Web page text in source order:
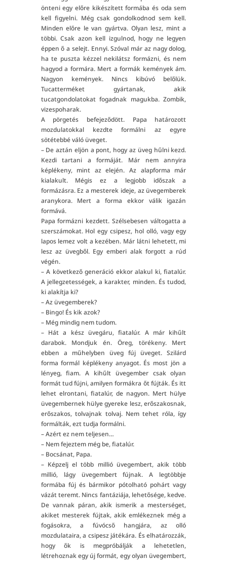
önteni egy előre kikészített formába és oda sem
kell figyelni. Még csak gondolkodnod sem kell.
Minden előre le van gyártva. Olyan lesz, mint a
többi. Csak azon kell izgulnod, hogy ne legyen
éppen ő a selejt. Ennyi. Szóval már az nagy dolog,
ha te puszta kézzel nekilátsz formázni, és nem
hagyod a formára. Mert a formák kemények ám.
Nagyon kemények. Nincs kibúvó belőlük.
Tucatterméket gyártanak, akik
tucatgondolatokat fogadnak magukba. Zombik,
vizespoharak.
A pörgetés befejeződött. Papa határozott
mozdulatokkal kezdte formálni az egyre
sötétebbé váló üveget.
– De aztán eljön a pont, hogy az üveg hűlni kezd.
Kezdi tartani a formáját. Már nem annyira
képlékeny, mint az elején. Az alapforma már
kialakult. Mégis ez a legjobb időszak a
formázásra. Ez a mesterek ideje, az üvegemberek
aranykora. Mert a forma ekkor válik igazán
formává.
Papa formázni kezdett. Szélsebesen váltogatta a
szerszámokat. Hol egy csipesz, hol olló, vagy egy
lapos lemez volt a kezében. Már látni lehetett, mi
lesz az üvegből. Egy emberi alak forgott a rúd
végén.
– A következő generáció ekkor alakul ki, fiatalúr.
A jellegzetességek, a karakter, minden. És tudod,
ki alakítja ki?
– Az üvegemberek?
– Bingo! És kik azok?
– Még mindig nem tudom.
– Hát a kész üvegáru, fiatalúr. A már kihűlt
darabok. Mondjuk én. Öreg, törékeny. Mert
ebben a műhelyben üveg fúj üveget. Szilárd
forma formál képlékeny anyagot. És most jön a
lényeg, fiam. A kihűlt üvegember csak olyan
formát tud fújni, amilyen formákra őt fújták. És itt
lehet elrontani, fiatalúr, de nagyon. Mert hülye
üvegembernek hülye gyereke lesz, erőszakosnak,
erőszakos, tolvajnak tolvaj. Nem tehet róla, így
formálták, ezt tudja formálni.
– Azért ez nem teljesen…
– Nem fejeztem még be, fiatalúr.
– Bocsánat, Papa.
– Képzelj el több millió üvegembert, akik több
millió, lágy üvegembert fújnak. A legtöbbje
formába fúj és bármikor pótolható pohárt vagy
vázát teremt. Nincs fantáziája, lehetősége, kedve.
De vannak páran, akik ismerik a mesterséget,
akiket mesterek fújtak, akik emlékeznek még a
fogásokra, a fúvócső hangjára, az olló
mozdulataira, a csipesz játékára. És elhatározzák,
hogy ők is megpróbálják a lehetetlen,
létrehoznak egy új formát, egy olyan üvegembert,